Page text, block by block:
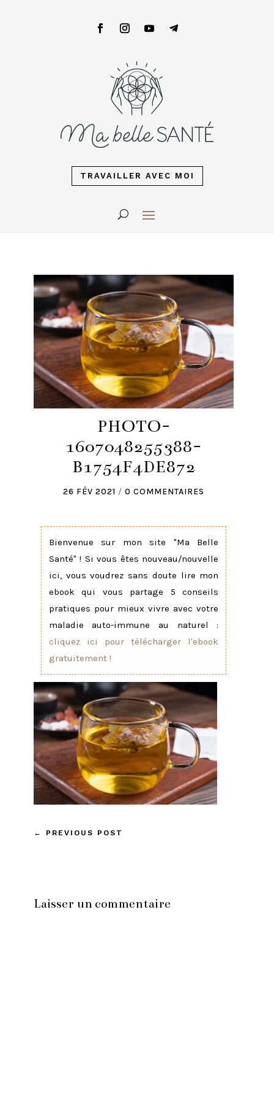
TRAVAILLER AVEC MOI
PHOTO-
1607048255388-
B1754F4DE872
26 FÉV 2021 /0 COMMENTAIRES
Bienvenue sur mon site "Ma Belle
Santé" ! Si vous êtes nouveau/nouvelle
ici, vous voudrez sans doute lire mon
ebook qui vous partage 5 conseils
pratiques pour mieux vivre avec votre
maladie auto-immune au naturel :
cliquez ici pour télécharger l'ebook
gratuitement !
← PREVIOUS POST
Laisser un commentaire